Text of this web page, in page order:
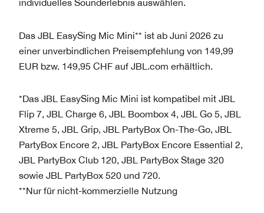
individuelles Sounderlebnis auswählen.
Das JBL EasySing Mic Mini** ist ab Juni 2026 zu
einer unverbindlichen Preisempfehlung von 149,99
EUR bzw. 149,95 CHF auf JBL.com erhältlich.
*Das JBL EasySing Mic Mini ist kompatibel mit JBL
Flip 7, JBL Charge 6, JBL Boombox 4, JBL Go 5, JBL
Xtreme 5, JBL Grip, JBL PartyBox On-The-Go, JBL
PartyBox Encore 2, JBL PartyBox Encore Essential 2,
JBL PartyBox Club 120, JBL PartyBox Stage 320
sowie JBL PartyBox 520 und 720.
**Nur für nicht-kommerzielle Nutzung